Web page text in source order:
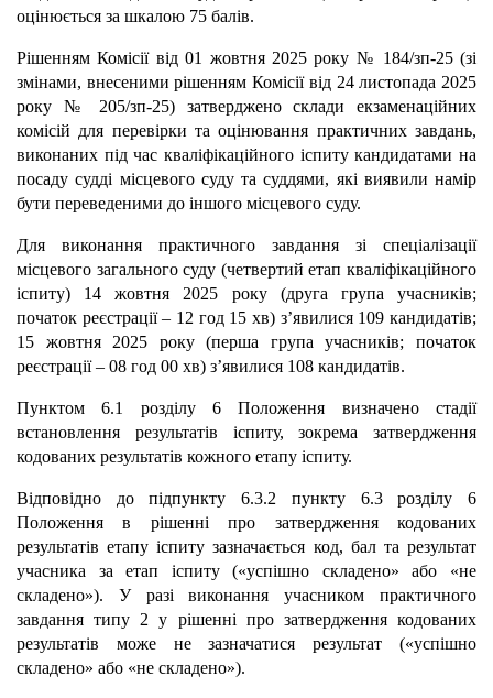
оцінюється за шкалою 75 балів.
Рішенням Комісії від 01 жовтня 2025 року № 184/зп-25 (зі
змінами, внесеними рішенням Комісії від 24 листопада 2025
року № 205/зп-25) затверджено склади екзаменаційних
комісій для перевірки та оцінювання практичних завдань,
виконаних під час кваліфікаційного іспиту кандидатами на
посаду судді місцевого суду та суддями, які виявили намір
бути переведеними до іншого місцевого суду.
Для виконання практичного завдання зі спеціалізації
місцевого загального суду (четвертий етап кваліфікаційного
іспиту) 14 жовтня 2025 року (друга група учасників;
початок реєстрації – 12 год 15 хв) з’явилися 109 кандидатів;
15 жовтня 2025 року (перша група учасників; початок
реєстрації – 08 год 00 хв) з’явилися 108 кандидатів.
Пунктом 6.1 розділу 6 Положення визначено стадії
встановлення результатів іспиту, зокрема затвердження
кодованих результатів кожного етапу іспиту.
Відповідно до підпункту 6.3.2 пункту 6.3 розділу 6
Положення в рішенні про затвердження кодованих
результатів етапу іспиту зазначається код, бал та результат
учасника за етап іспиту («успішно складено» або «не
складено»). У разі виконання учасником практичного
завдання типу 2 у рішенні про затвердження кодованих
результатів може не зазначатися результат («успішно
складено» або «не складено»).